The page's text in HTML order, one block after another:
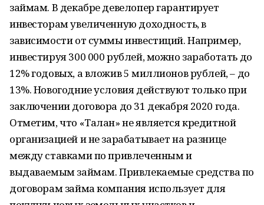
займам. В декабре девелопер гарантирует
инвесторам увеличенную доходность, в
зависимости от суммы инвестиций. Например,
инвестируя 300 000 рублей, можно заработать до
12% годовых, а вложив 5 миллионов рублей, – до
13%. Новогодние условия действуют только при
заключении договора до 31 декабря 2020 года.
Отметим, что «Талан» не является кредитной
организацией и не зарабатывает на разнице
между ставками по привлеченным и
выдаваемым займам. Привлекаемые средства по
договорам займа компания использует для